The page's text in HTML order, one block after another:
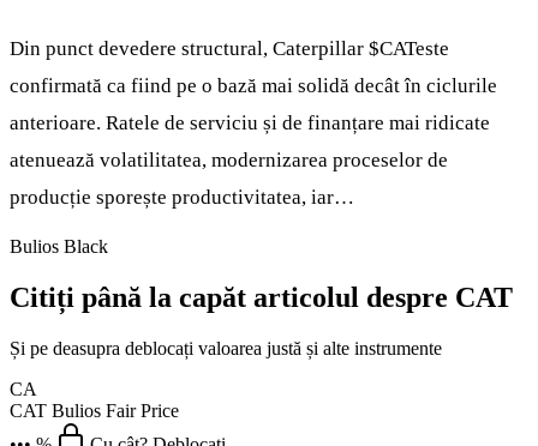
Din punct devedere structural, Caterpillar $CATeste
confirmată ca fiind pe o bază mai solidă decât în ciclurile
anterioare. Ratele de serviciu și de finanțare mai ridicate
atenuează volatilitatea, modernizarea proceselor de
producție sporește productivitatea, iar…
Bulios Black
Citiți până la capăt articolul despre CAT
Și pe deasupra deblocați valoarea justă și alte instrumente
CA
CAT Bulios Fair Price